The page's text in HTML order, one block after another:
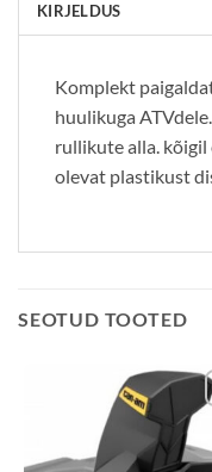
KIRJELDUS
Komplekt
huulikuga
rullikute alla. kõigil
olevat plastikust
SEOTUD TOOTED